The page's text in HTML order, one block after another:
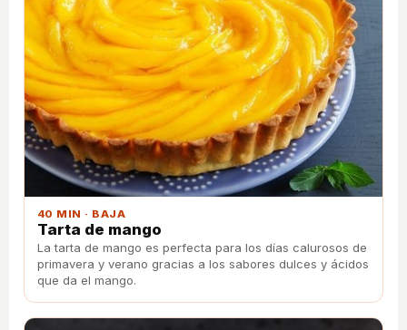
40 MIN · BAJA
Tarta de mango
La tarta de mango es perfecta para los días calurosos de
primavera y verano gracias a los sabores dulces y ácidos
que da el mango.